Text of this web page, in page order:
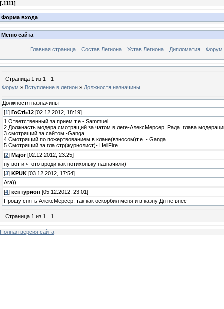
[.1111]
Форма входа
Меню сайта
Главная страница Состав Легиона Устав Легиона Дипломатия Форум
Страница 1 из 1
1
Форум » Вступление в легион » Должностя назначины
Должностя назначины
[1 ] ГоСтЬ12 [02.12.2012, 18:19]
1 Ответственный за прием т.е.- Sammuel
2 Должнасть модера смотрящий за чатом в леге-АлексМерсер, Рада. глава
3 смотрящий за сайтом -Ganga
4 Смотрящий по пожертвованием в клане(взносом)т.е. - Ganga
5 Смотрящий за гла.стр(журнолист)- HellFire
[2] Major[02.12.2012, 23:25]
ну вот и чтото вроди как потихоньку назначили)
[3] KPUK [03.12.2012, 17:54]
Ага))
[4] кентурион [05.12.2012, 23:01]
Прошу снять АлексМерсер, так как оскорбил меня и в казну Дн не внёс
Страница 1 из 1 1
Полная версия сайта